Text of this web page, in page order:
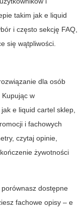
takim jak e liquid
i często sekcję FAQ,
się wątpliwości.
dla osób
w
jak e liquid cartel sklep
i fachowych
czytaj opinie,
żywotności
dostępne
fachowe opisy – e